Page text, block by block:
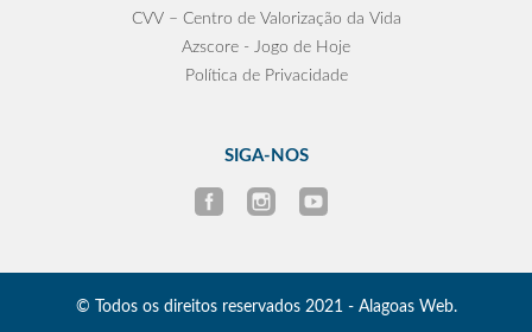
CVV – Centro de Valorização da Vida
Azscore - Jogo de Hoje
Política de Privacidade
SIGA-NOS
© Todos os direitos reservados 2021 - Alagoas Web.